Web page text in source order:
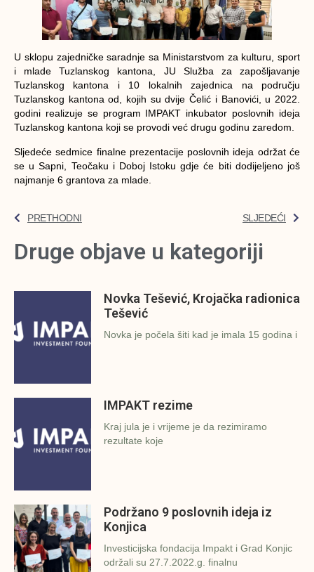
U sklopu zajedničke saradnje sa Ministarstvom za kulturu, sport
i mlade Tuzlanskog kantona, JU Služba za zapošljavanje
Tuzlanskog kantona i 10 lokalnih zajednica na području
Tuzlanskog kantona od, kojih su dvije Čelić i Banovići, u 2022.
godini realizuje se program IMPAKT inkubator poslovnih ideja
Tuzlanskog kantona koji se provodi već drugu godinu zaredom.
Sljedeće sedmice finalne prezentacije poslovnih ideja održat će
se u Sapni, Teočaku i Doboj Istoku gdje će biti dodijeljeno još
najmanje 6 grantova za mlade.
PRETHODNI SLJEDEĆI
Druge objave u kategoriji
Novka Tešević, Krojačka radionica
Tešević
Novka je počela šiti kad je imala 15 godina i
IMPAKT rezime
Kraj jula je i vrijeme je da rezimiramo
rezultate koje
Podržano 9 poslovnih ideja iz
Konjica
Investicijska fondacija Impakt i Grad Konjic
održali su 27.7.2022.g. finalnu